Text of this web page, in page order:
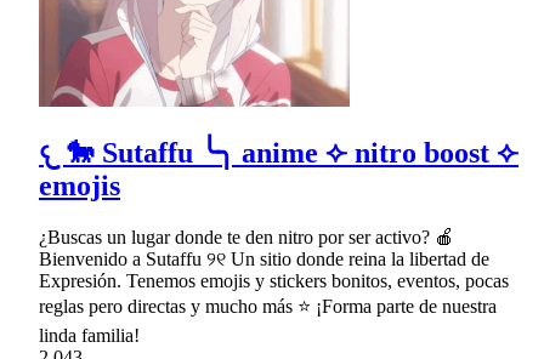
𐔌 🐎 Sutaffu ╰╮ anime ⟣ nitro boost ⟣
emojis
¿Buscas un lugar donde te den nitro por ser activo? 🍎
Bienvenido a Sutaffu ୨୧ Un sitio donde reina la libertad de
Expresión. Tenemos emojis y stickers bonitos, eventos, pocas
reglas pero directas y mucho más ⭐ ¡Forma parte de nuestra
linda familia!